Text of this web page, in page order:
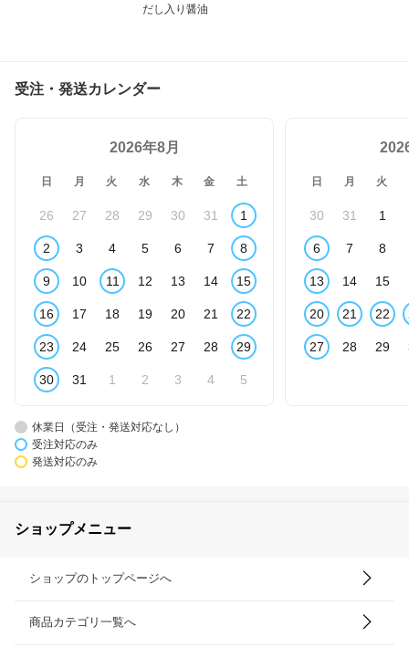
だし入り醤油
受注・発送カレンダー
2026年8月
日 月 火 水 木 金 土
26 27 28 29 30 31 1
2 3 4 5 6 7 8
9 10 11 12 13 14 15
16 17 18 19 20 21 22
23 24 25 26 27 28 29
30 31 1 2 3 4 5
日 月 火
30 31 1
6 7 8
13 14 15
20 21 22
27 28 29
休業日（受注・発送対応なし）
受注対応のみ
発送対応のみ
ショップメニュー
ショップのトップページへ
商品カテゴリ一覧へ